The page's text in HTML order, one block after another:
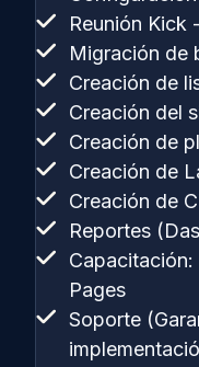
Reunión Kick
Migración de
Creación de
Creación del
Creación de
Creación de
Creación de
Reportes
Pages
Soporte